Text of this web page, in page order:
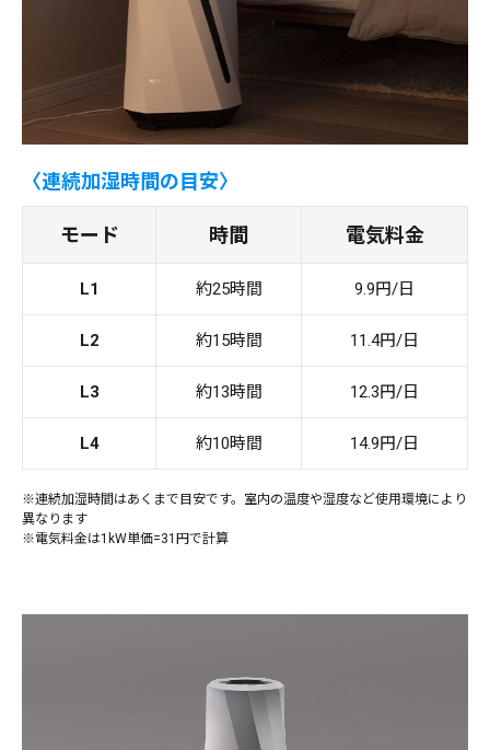
〈連続加湿時間の目安〉
モード 時間 電気料金
L1 約25時間 9.9円/日
L2 約15時間 11.4円/日
L3 約13時間 12.3円/日
L4 約10時間 14.9円/日
※連続加湿時間はあくまで目安です。室内の温度や湿度など使用環境により
異なります
※電気料金は1kW単価=31円で計算